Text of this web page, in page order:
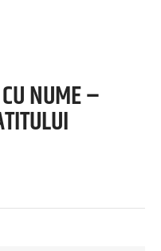
NUME –